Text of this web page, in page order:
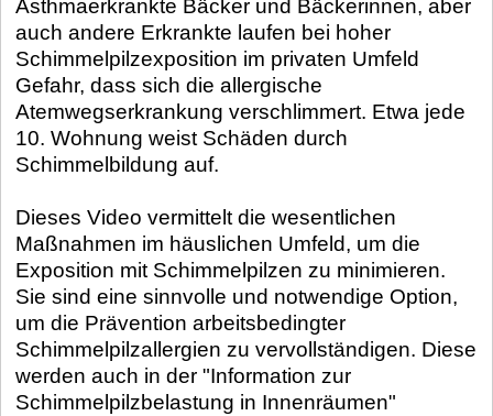
Asthmaerkrankte Bäcker und Bäckerinnen, aber
auch andere Erkrankte laufen bei hoher
Schimmelpilzexposition im privaten Umfeld
Gefahr, dass sich die allergische
Atemwegserkrankung verschlimmert. Etwa jede
10. Wohnung weist Schäden durch
Schimmelbildung auf.
Dieses Video vermittelt die wesentlichen
Maßnahmen im häuslichen Umfeld, um die
Exposition mit Schimmelpilzen zu minimieren.
Sie sind eine sinnvolle und notwendige Option,
um die Prävention arbeitsbedingter
Schimmelpilzallergien zu vervollständigen. Diese
werden auch in der "Information zur
Schimmelpilzbelastung in Innenräumen"